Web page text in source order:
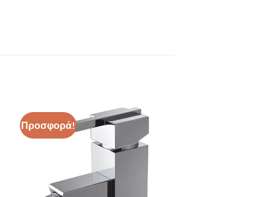
Προσφορά!
Πρόσθήκη
στην λίστα